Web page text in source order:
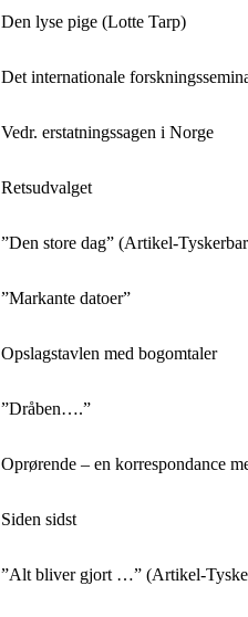
Den lyse pige (Lotte Tarp)
Det internationale
Vedr. erstatningssagen i Norge
Retsudvalget
”Den store dag” (Artikel-
”Markante datoer”
Opslagstavlen med bogomtaler
”Dråben….”
Oprørende – en korrespondance
Siden sidst
”Alt bliver gjort …” (Artikel-